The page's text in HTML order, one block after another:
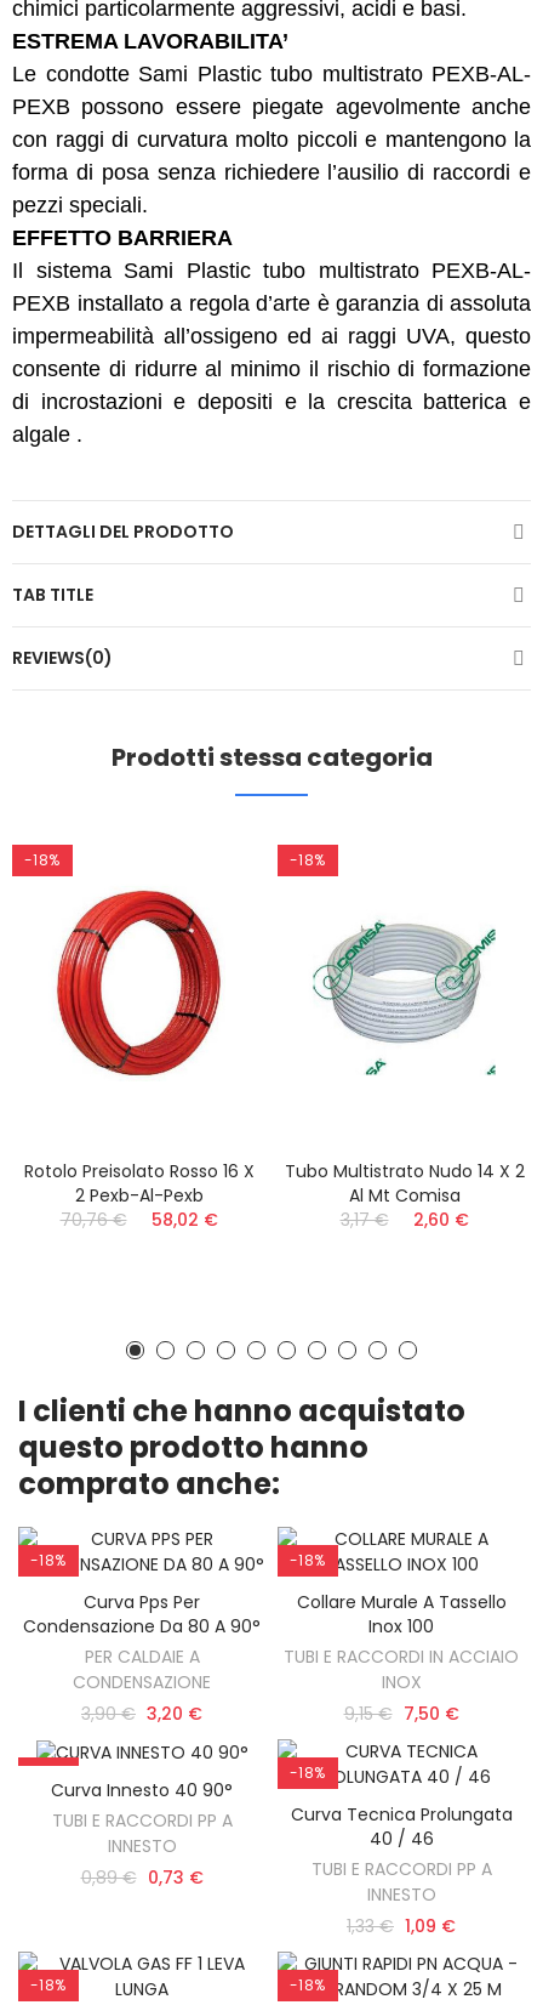
chimici particolarmente aggressivi, acidi e basi.
ESTREMA LAVORABILITA’
Le condotte Sami Plastic tubo multistrato PEXB-AL-
PEXB possono essere piegate agevolmente anche
con raggi di curvatura molto piccoli e mantengono la
forma di posa senza richiedere l’ausilio di raccordi e
pezzi speciali.
EFFETTO BARRIERA
Il sistema Sami Plastic tubo multistrato PEXB-AL-
PEXB installato a regola d’arte è garanzia di assoluta
impermeabilità all’ossigeno ed ai raggi UVA, questo
consente di ridurre al minimo il rischio di formazione
di incrostazioni e depositi e la crescita batterica e
algale .
DETTAGLI DEL PRODOTTO
TAB TITLE
REVIEWS(0)
Prodotti stessa categoria
-18%
Rotolo Preisolato Rosso 16 X
2 Pexb-Al-Pexb
70,76 €
58,02 €
-18%
Tubo Multistrato Nudo 14 X 2
Al Mt Comisa
3,17 €
2,60 €
I clienti che hanno acquistato
questo prodotto hanno
comprato anche:
-18%
AGGIUNGI AL CARRELLO
Curva Pps Per
Condensazione Da 80 A 90°
PER CALDAIE A
CONDENSAZIONE
3,90 € 3,20 €
-18%
AGGIUNGI AL CARRELLO
Collare Murale A Tassello
Inox 100
TUBI E RACCORDI IN ACCIAIO
INOX
9,15 € 7,50 €
-18%
AGGIUNGI AL CARRELLO
Curva Innesto 40 90°
TUBI E RACCORDI PP A
INNESTO
0,89 € 0,73 €
-18%
AGGIUNGI AL CARRELLO
Curva Tecnica Prolungata
40 / 46
TUBI E RACCORDI PP A
INNESTO
1,33 € 1,09 €
-18% -18%